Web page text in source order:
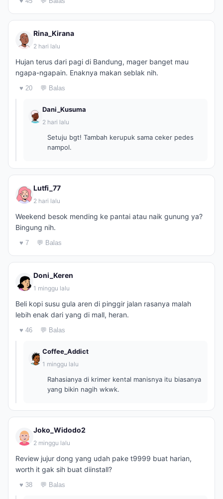
Rina_Kirana
2 hari lalu
Hujan terus dari pagi di Bandung, mager banget mau
ngapa-ngapain. Enaknya makan seblak nih.
♥ 20 💬 Balas
Dani_Kusuma
2 hari lalu
Setuju bgt! Tambah kerupuk sama ceker pedes
nampol.
Lutfi_77
2 hari lalu
Weekend besok mending ke pantai atau naik gunung ya?
Bingung nih.
♥ 7 💬 Balas
Doni_Keren
1 minggu lalu
Beli kopi susu gula aren di pinggir jalan rasanya malah
lebih enak dari yang di mall, heran.
♥ 46 💬 Balas
Coffee_Addict
1 minggu lalu
Rahasianya di krimer kental manisnya itu biasanya
yang bikin nagih wkwk.
Joko_Widodo2
2 minggu lalu
Review jujur dong yang udah pake t9999 buat harian,
worth it gak sih buat diinstall?
♥ 38 💬 Balas